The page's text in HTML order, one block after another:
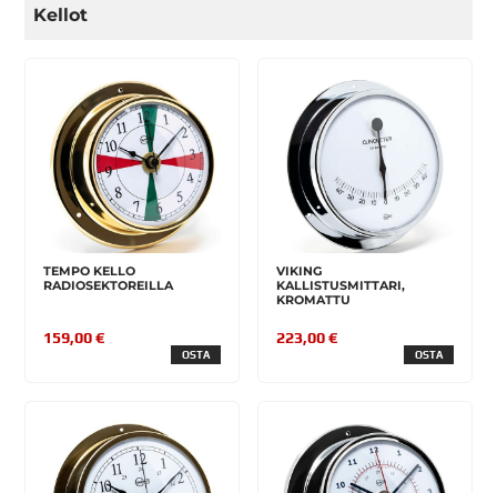
Kellot
TEMPO KELLO
RADIOSEKTOREILLA
159,00 €
OSTA
VIKING
KALLISTUSMITTARI,
KROMATTU
223,00 €
OSTA